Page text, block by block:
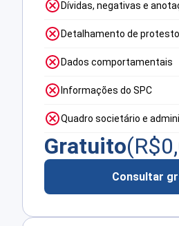
Dívidas, negativas e
Detalhamento de
Dados comportamentais
Informações do SPC
Quadro societário e
Gratuito(R$
Consultar